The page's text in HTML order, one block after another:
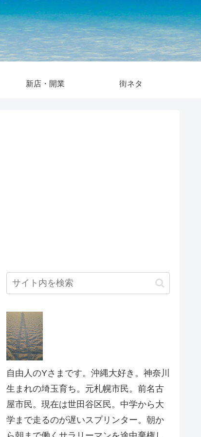
新店・開業 街ネタ
自由人のYさまです。沖縄大好き。神奈川
生まれの埼玉育ち。元札幌市民。前名古
屋市民。現在は世田谷区民。中学から大
学まで走るのが遅いスプリンター。朝か